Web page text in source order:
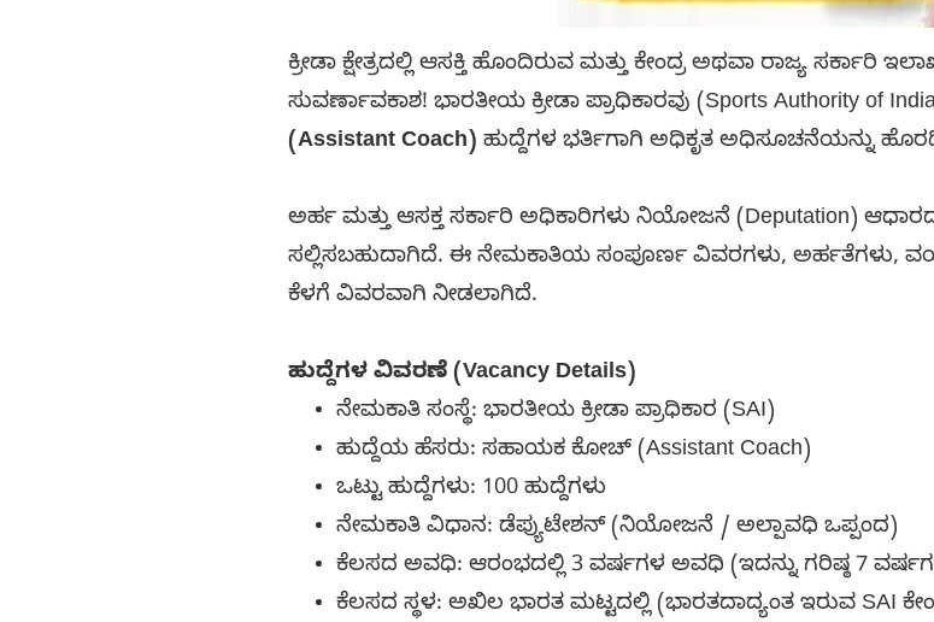
ಕ್ರೀಡಾ ಕ್ಷೇತ್ರದಲ್ಲಿ ಆಸಕ್ತಿ ಹೊಂದಿರುವ ಮತ್ತು ಕೇಂದ್ರ ಅಥವಾ ರಾಜ್ಯ ಸರ್ಕಾರಿ
ಸುವರ್ಣಾವಕಾಶ! ಭಾರತೀಯ ಕ್ರೀಡಾ ಪ್ರಾಧಿಕಾರವು (Sports Authority of
(Assistant Coach) ಹುದ್ದೆಗಳ ಭರ್ತಿಗಾಗಿ ಅಧಿಕೃತ ಅಧಿಸೂಚನೆಯನ್ನು
ಅರ್ಹ ಮತ್ತು ಆಸಕ್ತ ಸರ್ಕಾರಿ ಅಧಿಕಾರಿಗಳು ನಿಯೋಜನೆ (Deputation)
ಸಲ್ಲಿಸಬಹುದಾಗಿದೆ. ಈ ನೇಮಕಾತಿಯ ಸಂಪೂರ್ಣ ವಿವರಗಳು, ಅರ್ಹತೆಗಳು,
ಕೆಳಗೆ ವಿವರವಾಗಿ ನೀಡಲಾಗಿದೆ.
ಹುದ್ದೆಗಳ ವಿವರಣೆ (Vacancy Details)
ನೇಮಕಾತಿ ಸಂಸ್ಥೆ: ಭಾರತೀಯ ಕ್ರೀಡಾ ಪ್ರಾಧಿಕಾರ (SAI)
ಹುದ್ದೆಯ ಹೆಸರು: ಸಹಾಯಕ ಕೋಚ್ (Assistant Coach)
ಒಟ್ಟು ಹುದ್ದೆಗಳು: 100 ಹುದ್ದೆಗಳು
ನೇಮಕಾತಿ ವಿಧಾನ: ಡೆಪ್ಯುಟೇಶನ್ (ನಿಯೋಜನೆ / ಅಲ್ಪಾವಧಿ ಒಪ್ಪಂದ)
ಕೆಲಸದ ಅವಧಿ: ಆರಂಭದಲ್ಲಿ 3 ವರ್ಷಗಳ ಅವಧಿ (ಇದನ್ನು ಗರಿಷ್ಠ 7
ಕೆಲಸದ ಸ್ಥಳ: ಅಖಿಲ ಭಾರತ ಮಟ್ಟದಲ್ಲಿ (ಭಾರತದಾದ್ಯಂತ ಇರುವ SAI